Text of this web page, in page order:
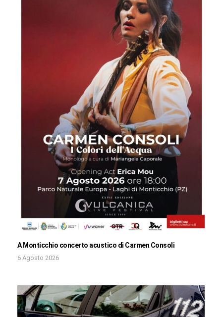
A Monticchio concerto acustico di Carmen Consoli
6 Agosto 2026